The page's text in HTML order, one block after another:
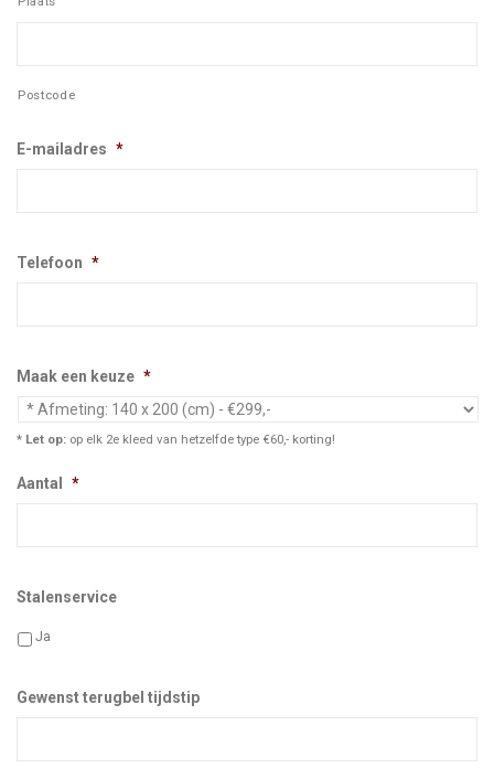
Postcode
E-mailadres *
Telefoon *
Maak een keuze *
* Let op: op elk 2e kleed van hetzelfde type €60,- korting!
Aantal *
Stalenservice
Ja
Gewenst terugbel tijdstip